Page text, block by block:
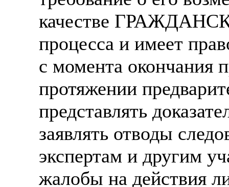
# трудоустройство за
# трудоустройство за
качестве
процесса и имеет
с момента окончания
протяжении
представлять
заявлять отводы
экспертам и другим
жалобы на действия